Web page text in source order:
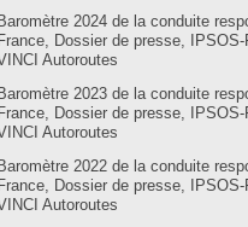
Baromètre 2024 de la conduite
France, Dossier de presse, IPSOS-
Autoroutes
Baromètre 2023 de la conduite
France, Dossier de presse, IPSOS-
Autoroutes
Baromètre 2022 de la conduite
France, Dossier de presse, IPSOS-
Autoroutes